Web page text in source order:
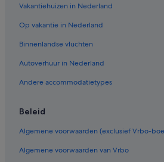
Vakantiehuizen in Nederland
Op vakantie in Nederland
Binnenlandse vluchten
Autoverhuur in Nederland
Andere accommodatietypes
Beleid
Algemene voorwaarden (exclusief Vrbo-
Algemene voorwaarden van Vrbo